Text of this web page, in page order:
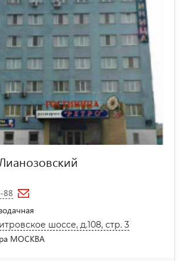
88
шоссе, д.108, стр. 3
МОСКВА